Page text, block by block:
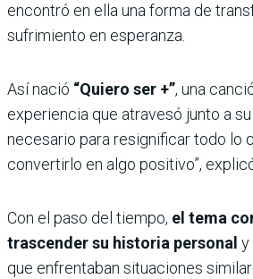
encontró en ella una forma de
sufrimiento en esperanza.
Así nació “Quiero ser +”, una
experiencia que atravesó junto a su
necesario para resignificar todo lo
convertirlo en algo positivo”,
Con el paso del tiempo, el tema
trascender su historia personal y
que enfrentaban situaciones